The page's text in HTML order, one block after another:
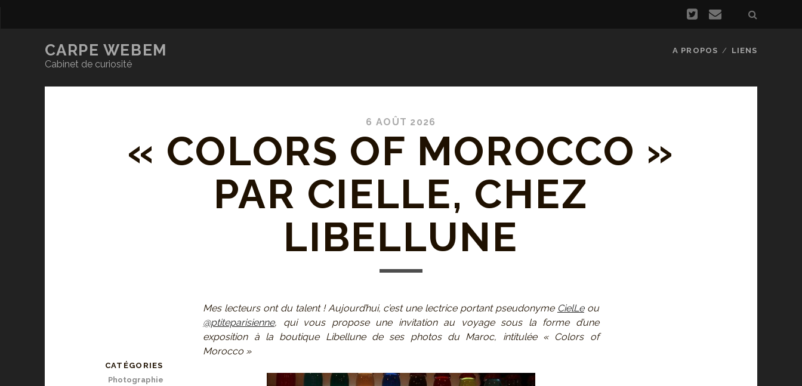
CARPE WEBEM
Cabinet de curiosité
A PROPOS LIENS
6 AOÛT 2026
« COLORS OF MOROCCO »
PAR CIELLE, CHEZ
LIBELLUNE
Mes lecteurs ont du talent ! Aujourd’hui, c’est une lectrice portant pseudonyme CielLeou
@ptiteparisienne, qui vous propose une invitation au voyage sous la forme d’une
exposition à la boutique Libellune de ses photos du Maroc, intitulée « Colors of
Morocco »
CATÉGORIES
Photographie